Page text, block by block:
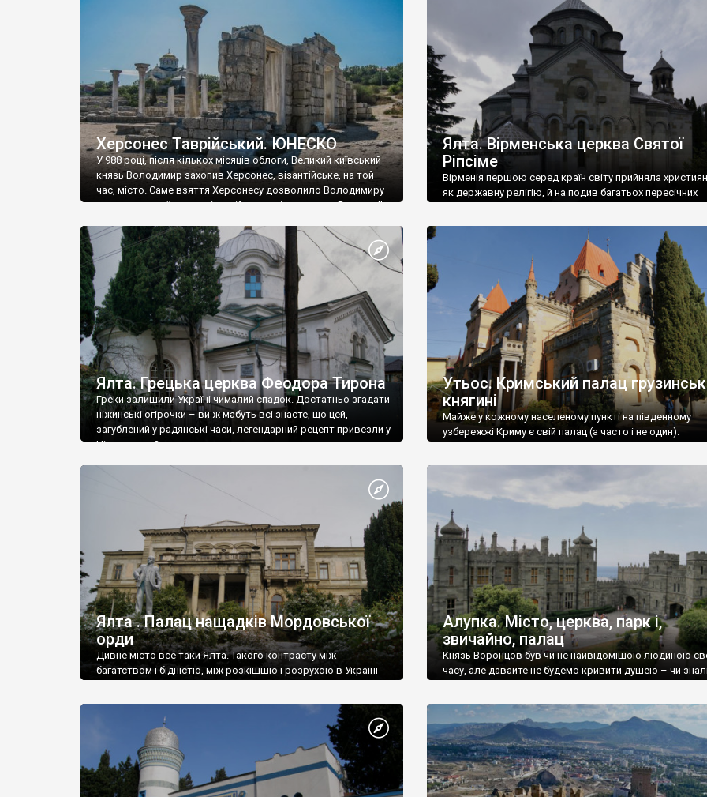
візантійської доби. Раритети викрадені з фондів об’єкту
культурної спадщини ЮНЕСКО «Херсонеса Таврійського».
Офіційно – на виставку «Золото Візантії», але експерти та
влада в Україні вважають це лише […]
називаються «повстяками» (postaki)…” “Вино. Крим
виробляє відмінне вино і його вдосталь: воно все
легке біле і дуже […]
Херсонес Таврійський. ЮНЕСКО
У 988 році, після кількох місяців облоги, Великий київський
князь Володимир захопив Херсонес, візантійське, на той
час, місто. Саме взяття Херсонесу дозволило Володимиру
диктувати свої умови візантійському імператору Василю ІІ,
Херсонесі Володимир-язичник, став Василем-
християнином. А потім було Хрещення Русі. На честь
Херсонесу Таврійського названо місто […]
Ялта. Вірменська церква Святої
Ріпсіме
Вірменія першою серед країн світу прийняла
як державну релігію, й на подив багатьох пересічних
Ялта. Грецька церква Феодора Тирона
Греки залишили Україні чималий спадок. Достатньо згадати
ніжинські огірочки – ви ж мабуть всі знаєте, що цей,
загублений у радянські часи, легендарний рецепт привезли у
Ніжин греки?
Утьос. Кримський палац
княгині
Майже у кожному населеному пункті на південному
узбережжі Криму є свій палац (а часто і не один).
Ялта . Палац нащадків Мордовської
орди
Дивне місто все таки Ялта. Такого контрасту між
багатством і бідністю, між розкішшю і розрухою в Україні
Алупка. Місто, церква, парк і,
звичайно, палац
Князь Воронцов був чи не найвідомішою людиною
часу, але давайте не будемо кривити душею – чи